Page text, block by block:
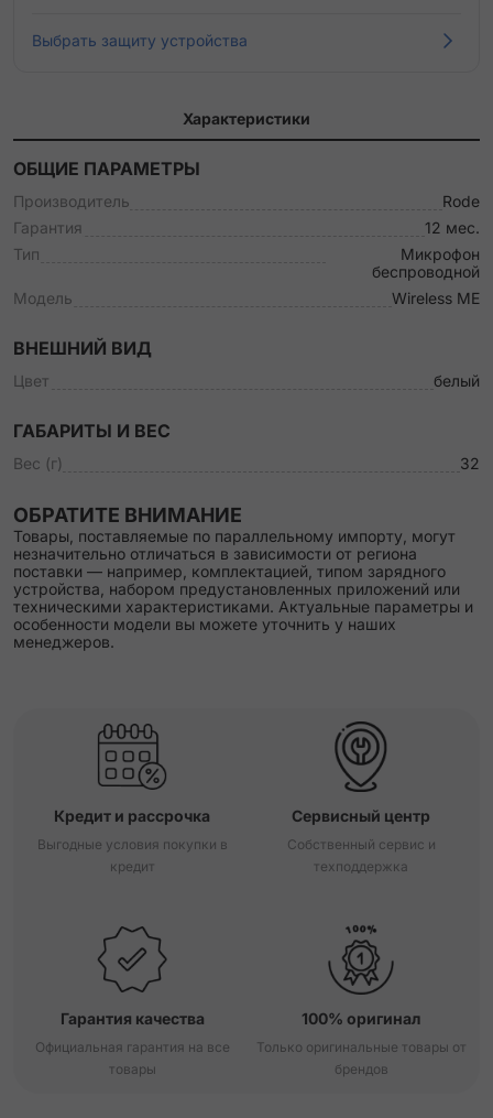
Выбрать защиту устройства
Характеристики
ОБЩИЕ ПАРАМЕТРЫ
Производитель
Rode
Гарантия
12 мес.
Тип
Микрофон
беспроводной
Модель
Wireless ME
ВНЕШНИЙ ВИД
Цвет белый
ГАБАРИТЫ И ВЕС
Вес (г) 32
ОБРАТИТЕ ВНИМАНИЕ
Товары, поставляемые по параллельному импорту, могут
незначительно отличаться в зависимости от региона
поставки — например, комплектацией, типом зарядного
устройства, набором предустановленных приложений или
техническими характеристиками. Актуальные параметры и
особенности модели вы можете уточнить у наших
менеджеров.
Кредит и рассрочка
Выгодные условия покупки в
кредит
Сервисный центр
Собственный сервис и
техподдержка
Гарантия качества
Официальная гарантия на все
товары
100% оригинал
Только оригинальные товары от
брендов